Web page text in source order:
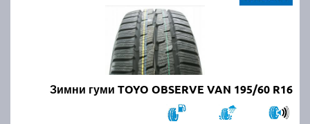
Зимни гуми TOYO OBSERVE VAN 195/60 R16